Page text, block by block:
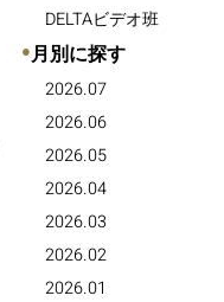
DELTAビデオ班
●月別に探す
2026.07
2026.06
2026.05
2026.04
2026.03
2026.02
2026.01